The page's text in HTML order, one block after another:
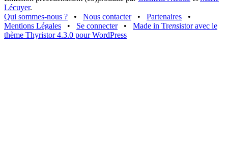
Lécuyer.
Qui sommes-nous ?
• Nous contacter • Partenaires
•
Mentions Légales
• Se connecter • Made in Trensistor avec le
thème Thyristor 4.3.0 pour WordPress